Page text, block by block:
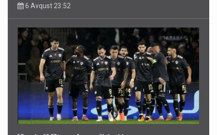
Bu ölkələrə şəxsiyyət vəsiqəsi ilə gedə biləcəksiniz -
SİYAHI
6 Avqust 10:53
6 Avqust 23:52